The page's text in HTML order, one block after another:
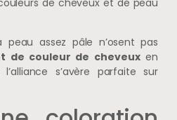
assez pâle n’osent pas
de couleur de cheveuxen
s’avère parfaite sur